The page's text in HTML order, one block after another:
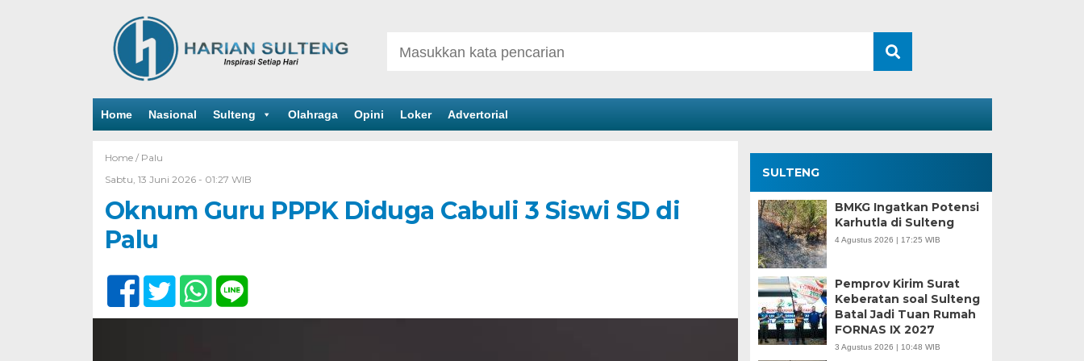
Home Nasional Sulteng Olahraga Opini Loker Advertorial
Home / Palu
Sabtu, 13 Juni 2026 - 01:27 WIB
Oknum Guru PPPK Diduga Cabuli 3 Siswi SD di
Palu
SULTENG
BMKG Ingatkan Potensi
Karhutla di Sulteng
4 Agustus 2026 | 17:25 WIB
Pemprov Kirim Surat
Keberatan soal Sulteng
Batal Jadi Tuan Rumah
FORNAS IX 2027
3 Agustus 2026 | 10:48 WIB